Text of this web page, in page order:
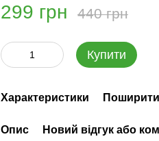
299 грн 440 грн
Купити
Характеристики
Опис Новий відгук або